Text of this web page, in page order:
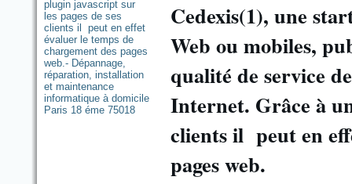
Cedexis(1), une
Web ou mobiles,
qualité de service
Internet. Grâce à
clients il peut en
pages web.